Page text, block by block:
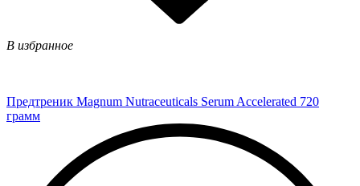
В избранное
Предтреник Magnum Nutraceuticals Serum Accelerated 720
грамм